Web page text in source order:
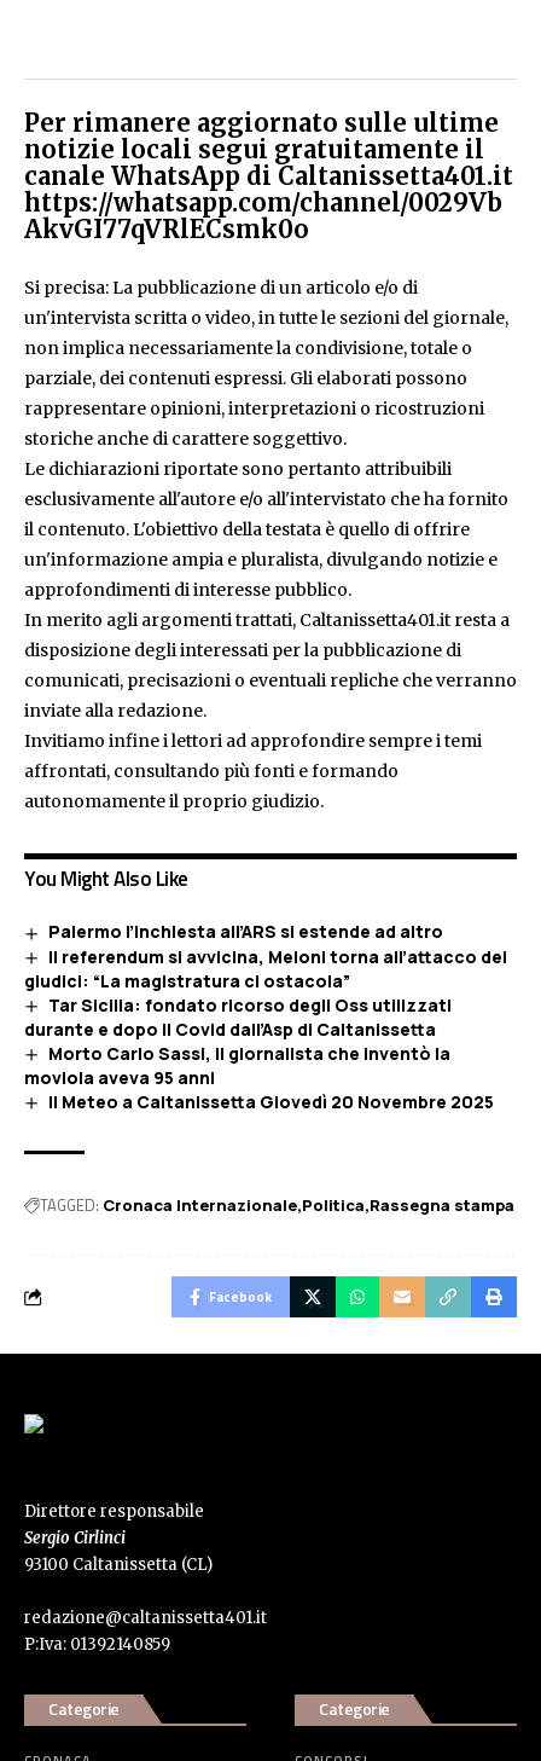
Per rimanere aggiornato sulle ultime
notizie locali segui gratuitamente il
canale WhatsApp di Caltanissetta401.it
https://whatsapp.com/channel/0029Vb
AkvGI77qVRlECsmk0o
Si precisa: La pubblicazione di un articolo e/o di
un'intervista scritta o video, in tutte le sezioni del giornale,
non implica necessariamente la condivisione, totale o
parziale, dei contenuti espressi. Gli elaborati possono
rappresentare opinioni, interpretazioni o ricostruzioni
storiche anche di carattere soggettivo.
Le dichiarazioni riportate sono pertanto attribuibili
esclusivamente all'autore e/o all'intervistato che ha fornito
il contenuto. L'obiettivo della testata è quello di offrire
un'informazione ampia e pluralista, divulgando notizie e
approfondimenti di interesse pubblico.
In merito agli argomenti trattati, Caltanissetta401.it resta a
disposizione degli interessati per la pubblicazione di
comunicati, precisazioni o eventuali repliche che verranno
inviate alla redazione.
Invitiamo infine i lettori ad approfondire sempre i temi
affrontati, consultando più fonti e formando
autonomamente il proprio giudizio.
You Might Also Like
Palermo l’inchiesta all’ARS si estende ad altro
Il referendum si avvicina, Meloni torna all’attacco dei
giudici: “La magistratura ci ostacola”
Tar Sicilia: fondato ricorso degli Oss utilizzati
durante e dopo il Covid dall’Asp di Caltanissetta
Morto Carlo Sassi, il giornalista che inventò la
moviola aveva 95 anni
Il Meteo a Caltanissetta Giovedì 20 Novembre 2025
TAGGED: Cronaca Internazionale Politica Rassegna stampa
Facebook
Direttore responsabile
Sergio Cirlinci
93100 Caltanissetta (CL)
redazione@caltanissetta401.it
P:Iva: 01392140859
Categorie Categorie